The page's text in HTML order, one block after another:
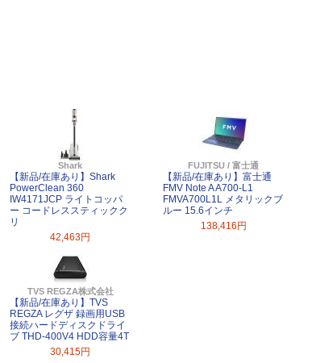
Shark
【新品/在庫あり】Shark
PowerClean 360
IW4171JCP ライトコッパ
ー コードレススティックク
リ
42,463円
FUJITSU / 富士通
【新品/在庫あり】富士通
FMV Note A A700-L1
FMVA700L1L メタリックブ
ルー 15.6インチ
138,416円
TVS REGZA株式会社
【新品/在庫あり】TVS
REGZA レグザ 録画用USB
接続ハードディスクドライ
ブ THD-400V4 HDD容量4T
30,415円